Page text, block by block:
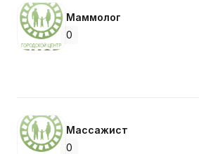
Маммолог
0
Массажист
0